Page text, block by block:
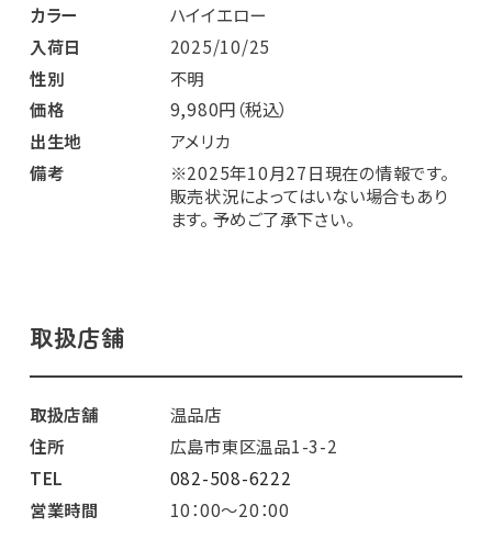
カラー
ハイイエロー
入荷日
2025/10/25
性別
不明
価格
9,980円（税込）
出生地
アメリカ
備考
※2025年10月27日現在の情報です。
販売状況によってはいない場合もあり
ます。 予めご了承下さい。
取扱店舗
取扱店舗
温品店
住所
広島市東区温品1-3-2
TEL
082-508-6222
営業時間
10：00～20：00